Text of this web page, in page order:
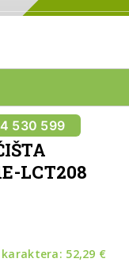
530 599
LCT208
52,29 €